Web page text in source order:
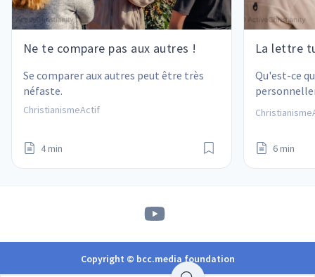
Ne te compare pas aux autres !
Se comparer aux autres peut être très
néfaste.
ChristianismeActif
4 min
La lettre
Qu'est-ce
je traite les
6 min
Copyright © bcc.media foundation